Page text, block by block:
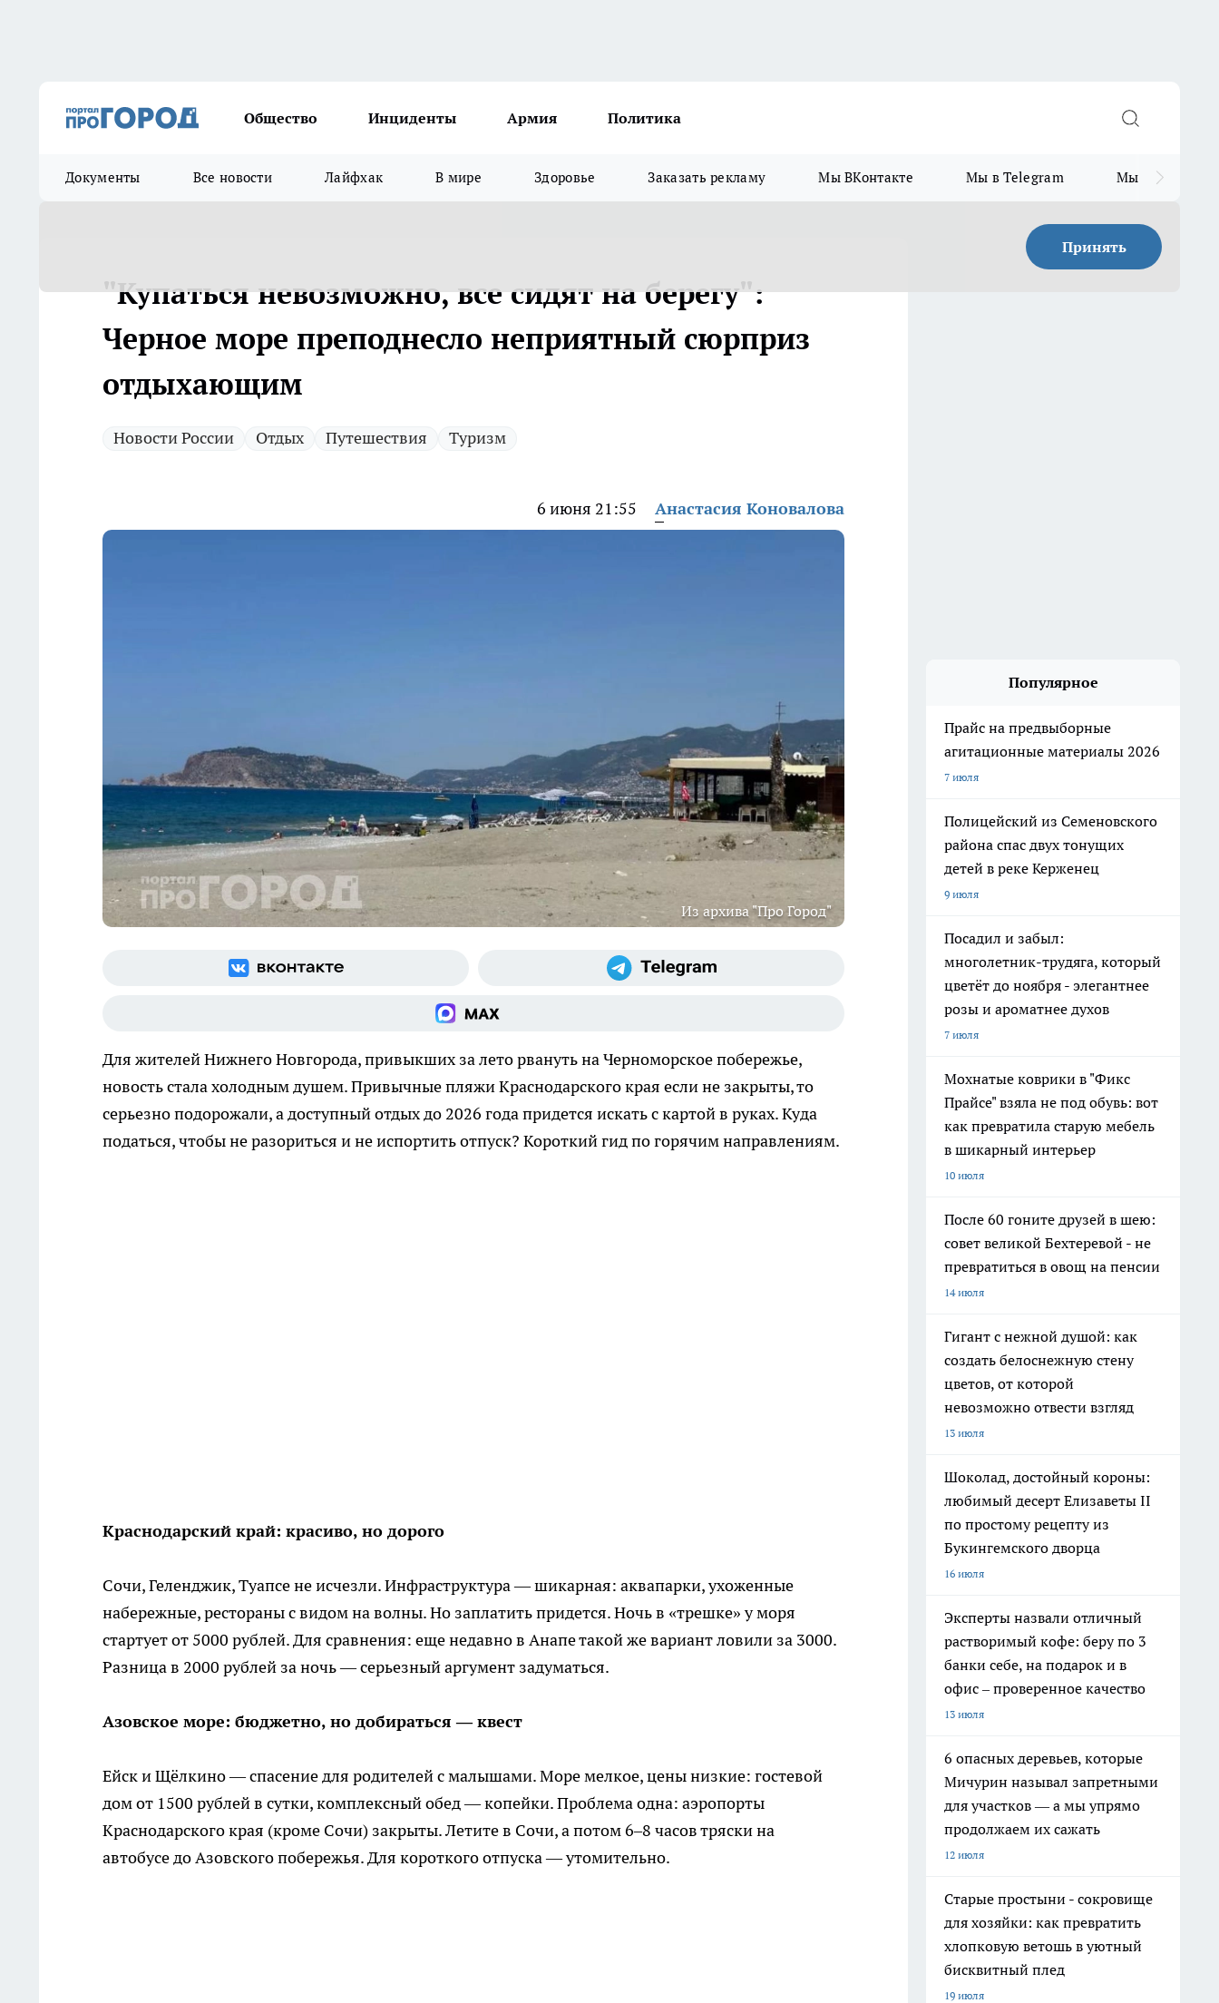
Общество Инциденты Армия Политика
Документы Все новости Лайфхак В мире Здоровье Заказать рекламу Мы ВКонтакте Мы в Telegram Мы в MAX
Принять
"Купаться невозможно, все сидят на берегу":
Черное море преподнесло неприятный сюрприз
отдыхающим
Новости России Отдых Путешествия Туризм
6 июня 21:55 Анастасия Коновалова
Из архива "Про Город"
Для жителей Нижнего Новгорода, привыкших за лето рвануть на Черноморское побережье,
новость стала холодным душем. Привычные пляжи Краснодарского края если не закрыты, то
серьезно подорожали, а доступный отдых до 2026 года придется искать с картой в руках. Куда
податься, чтобы не разориться и не испортить отпуск? Короткий гид по горячим направлениям.
Краснодарский край: красиво, но дорого
Сочи, Геленджик, Туапсе не исчезли. Инфраструктура — шикарная: аквапарки, ухоженные
набережные, рестораны с видом на волны. Но заплатить придется. Ночь в «трешке» у моря
стартует от 5000 рублей. Для сравнения: еще недавно в Анапе такой же вариант ловили за 3000.
Разница в 2000 рублей за ночь — серьезный аргумент задуматься.
Азовское море: бюджетно, но добираться — квест
Ейск и Щёлкино — спасение для родителей с малышами. Море мелкое, цены низкие: гостевой
дом от 1500 рублей в сутки, комплексный обед — копейки. Проблема одна: аэропорты
Краснодарского края (кроме Сочи) закрыты. Летите в Сочи, а потом 6–8 часов тряски на
автобусе до Азовского побережья. Для короткого отпуска — утомительно.
Популярное
Прайс на предвыборные
агитационные материалы 2026
7 июля
Полицейский из Семеновского
района спас двух тонущих
детей в реке Керженец
9 июля
Посадил и забыл:
многолетник-трудяга, который
цветёт до ноября - элегантнее
розы и ароматнее духов
7 июля
Мохнатые коврики в "Фикс
Прайсе" взяла не под обувь: вот
как превратила старую мебель
в шикарный интерьер
10 июля
После 60 гоните друзей в шею:
совет великой Бехтеревой - не
превратиться в овощ на пенсии
14 июля
Гигант с нежной душой: как
создать белоснежную стену
цветов, от которой
невозможно отвести взгляд
13 июля
Шоколад, достойный короны:
любимый десерт Елизаветы II
по простому рецепту из
Букингемского дворца
16 июля
Эксперты назвали отличный
растворимый кофе: беру по 3
банки себе, на подарок и в
офис – проверенное качество
13 июля
6 опасных деревьев, которые
Мичурин называл запретными
для участков — а мы упрямо
продолжаем их сажать
12 июля
Старые простыни - сокровище
для хозяйки: как превратить
хлопковую ветошь в уютный
бисквитный плед
19 июля